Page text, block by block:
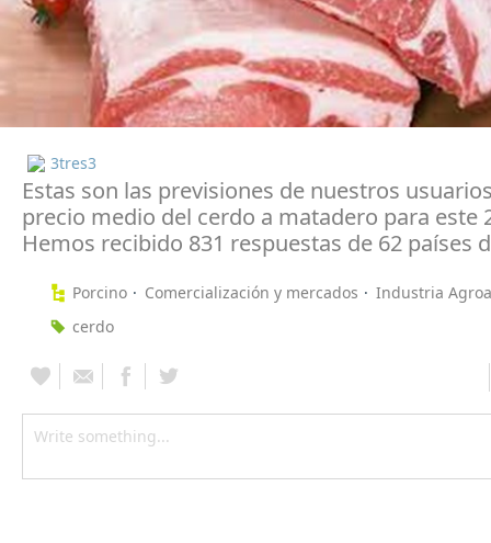
3tres3
Estas son las previsiones de nuestros
precio medio del cerdo a matadero para este
Hemos recibido 831 respuestas de 62 países
Porcino Comercialización y mercados
Industria
cerdo